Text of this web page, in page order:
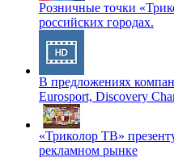
Розничные точки
российских городах.
В предложениях
Eurosport, Discovery
«Триколор ТВ»
рекламном рынке